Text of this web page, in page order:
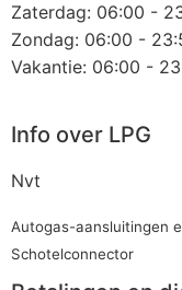
Zaterdag: 06:00 -
Zondag: 06:00 -
Vakantie: 06:00 -
Info over LPG
Nvt
Autogas-aansluitingen
Schotelconnector